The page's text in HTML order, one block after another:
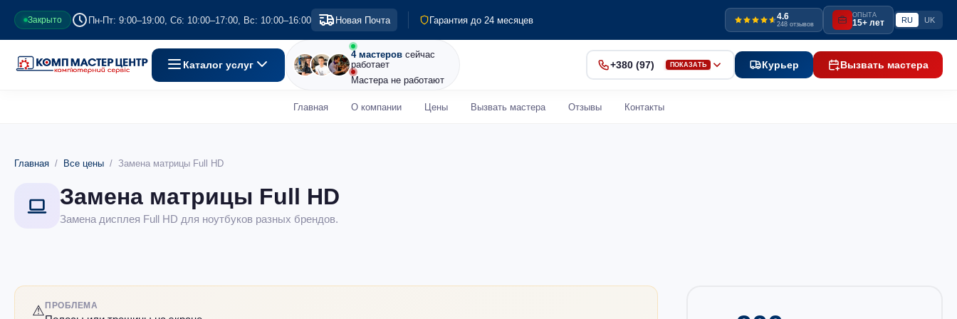
Закрыто Пн-Пт: 9:00–19:00, Сб: 10:00–17:00, Вс: 10:00–16:00 Новая Почта
Гарантия до 24 месяцев
Срочный ремонт от 30 мин
4.6
248 отзывов
ОПЫТА
15+ лет RU UK
Каталог услуг
4 мастеровсейчас
работает
Мастера не работают
+380 (97) ПОКАЗАТЬ Курьер Вызвать мастера
Главная О компании Цены Вызвать мастера Отзывы Контакты
Главная / Все цены / Замена матрицы Full HD
Замена матрицы Full HD
Замена дисплея Full HD для ноутбуков разных брендов.
⚠ ПРОБЛЕМА